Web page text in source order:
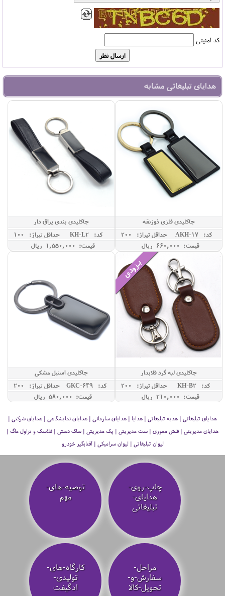
کد امنیتی
هدایای تبلیغاتی مشابه
جاکلیدی فلزی ذوزنقه
کد: AKH-17
حداقل تيراژ: 200
قیمت: 660,000 ريال
جاکلیدی بندی یراق دار
کد: KH-L2
حداقل تيراژ: 100
قیمت: 1,550,000 ريال
جاکلیدی لبه گرد قلابدار
کد: KH-B2
حداقل تيراژ: 200
قیمت: 210,000 ريال
جاکلیدی استیل مشکی
کد: GKC-649
حداقل تيراژ: 200
قیمت: 580,000 ريال
هدایای تبلیغاتی | هدیه تبلیغاتی | هدایا | هدایای سازمانی | هدایای نمایشگاهی | هدایای شرکتی |
هدایای مدیریتی | فلش مموری | ست مدیریتی | پک مدیریتی | ساک دستی | فلاسک و تراول ماگ |
لیوان تبلیغاتی | لیوان سرامیکی | آفتابگیر خودرو
چاپ-روی-
هدایای-
تبلیغاتی
توصیه‌-های-
مهم
مراحل-
سفارش-و-
تحویل-کالا
کارگاه-های-
تولیدی-
ادگیفت